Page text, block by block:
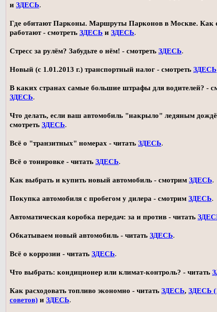
и ЗДЕСЬ.
Где обитают Парконы. Маршруты Парконов в Москве. Как
работают - смотреть ЗДЕСЬ и ЗДЕСЬ.
Стресс за рулём? Забудьте о нём! - смотреть ЗДЕСЬ.
Новый (с 1.01.2013 г.) транспортный налог - смотреть ЗДЕСЬ
В каких странах самые большие штрафы для водителей? -
ЗДЕСЬ.
Что делать, если ваш автомобиль "накрыло" ледяным
смотреть ЗДЕСЬ.
Всё о "транзитных" номерах - читать ЗДЕСЬ.
Всё о тонировке - читать ЗДЕСЬ.
Как выбрать и купить новый автомобиль - смотрим ЗДЕСЬ.
Покупка автомобиля с пробегом у дилера - смотрим ЗДЕСЬ.
Автоматическая коробка передач: за и против - читать
Обкатываем новый автомобиль - читать ЗДЕСЬ.
Всё о коррозии - читать ЗДЕСЬ.
Что выбрать: кондиционер или климат-контроль? - читать
Как расходовать топливо экономно - читать ЗДЕСЬ, ЗДЕСЬ
советов) и ЗДЕСЬ.